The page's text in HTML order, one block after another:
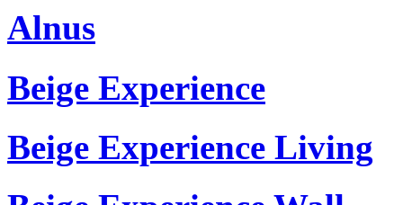
Alnus
Beige Experience
Beige Experience Living